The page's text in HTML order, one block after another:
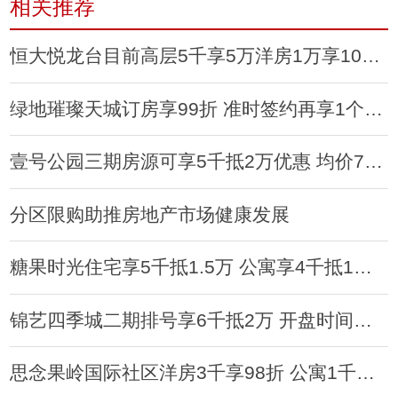
相关推荐
恒大悦龙台目前高层5千享5万洋房1万享10万优惠
绿地璀璨天城订房享99折 准时签约再享1个点优惠
壹号公园三期房源可享5千抵2万优惠 均价7200元
分区限购助推房地产市场健康发展
糖果时光住宅享5千抵1.5万 公寓享4千抵1万优惠
锦艺四季城二期排号享6千抵2万 开盘时间待定
思念果岭国际社区洋房3千享98折 公寓1千享92折